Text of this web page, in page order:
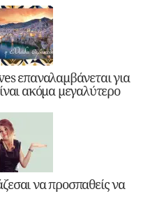
επαναλαμβάνεται για
ακόμα μεγαλύτερο
να προσπαθείς να